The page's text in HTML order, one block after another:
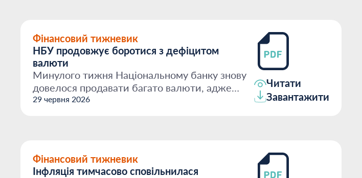
Фінансовий тижневик
НБУ продовжує боротися з дефіцитом
валюти
Минулого тижня Національному банку знову
довелося продавати багато валюти, адже
дефіцит на ринку зал...
29 червня 2026
Читати
Завантажити
Фінансовий тижневик
Інфляція тимчасово сповільнилася